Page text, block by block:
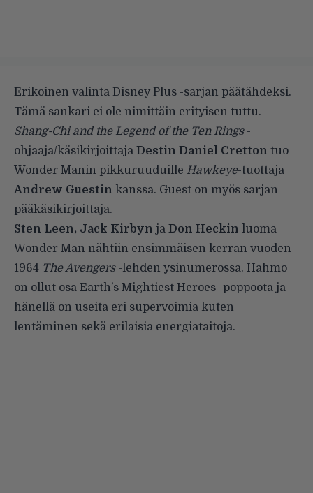
Erikoinen valinta Disney Plus -sarjan päätähdeksi.
Tämä sankari ei ole nimittäin erityisen tuttu.
Shang-Chi and the Legend of the Ten Rings-
ohjaaja/käsikirjoittaja Destin Daniel Cretton tuo
Wonder Manin pikkuruuduille Hawkeye-tuottaja
Andrew Guestin kanssa. Guest on myös sarjan
pääkäsikirjoittaja.
Sten Leen, Jack Kirbyn ja Don Heckin luoma
Wonder Man nähtiin ensimmäisen kerran vuoden
1964 The Avengers-lehden ysinumerossa. Hahmo
on ollut osa Earth’s Mightiest Heroes -poppoota ja
hänellä on useita eri supervoimia kuten
lentäminen sekä erilaisia energiataitoja.